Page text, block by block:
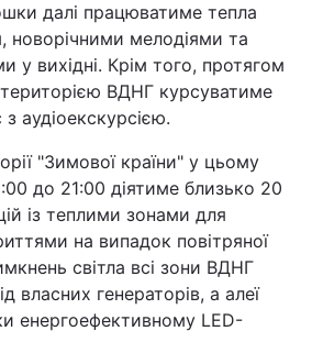
далі працюватиме тепла
новорічними мелодіями та
у вихідні. Крім того, протягом
ВДНГ курсуватиме
з аудіоекскурсією.
"Зимової країни" у цьому
до 21:00 діятиме близько 20
із теплими зонами для
на випадок повітряної
світла всі зони ВДНГ
власних генераторів, а алеї
енергоефективному LED-